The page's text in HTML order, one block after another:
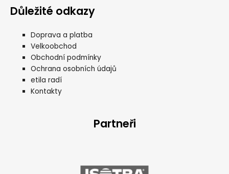
Důležité odkazy
Doprava a platba
Velkoobchod
Obchodní podmínky
Ochrana osobních údajů
etila radí
Kontakty
Partneři